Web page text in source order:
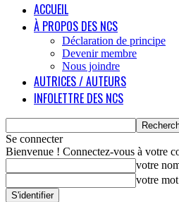
ACCUEIL
À PROPOS DES NCS
Déclaration de principe
Devenir membre
Nous joindre
AUTRICES / AUTEURS
INFOLETTRE DES NCS
Se connecter
Bienvenue ! Connectez-vous à votre
votre
votre